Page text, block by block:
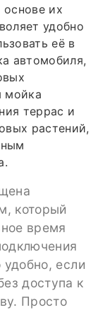
основе их
удобно
её в
автомобиля,
мойка
террас и
растений,
который
время
удобно, если
доступа к
Просто